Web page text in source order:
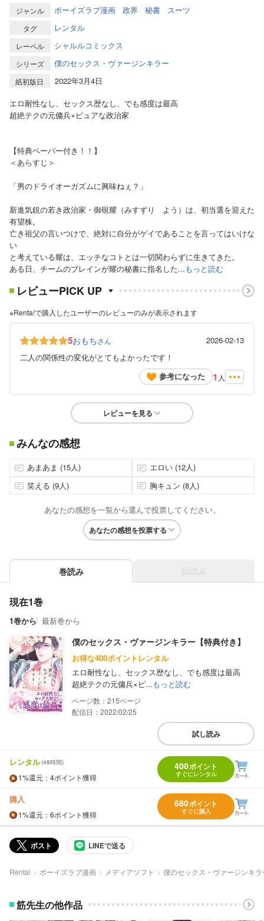
ジャンル ボーイズラブ漫画 政界 秘書 スーツ
タグ レンタル
レーベル シャルルコミックス
シリーズ 僕のセックス・ヴァージンキラー
紙初版日
2022年3月4日
エロ耐性なし、セックス歴なし、でも感度は最高
超絶テクの元傭兵×ピュアな政治家
【特典ペーパー付き！！】
＜あらすじ＞
「男のドライオーガズムに興味ねぇ？」
新進気鋭の若き政治家・御硯耀（みすずり よう）は、初当選を迎えた
有望株。
亡き祖父の言いつけで、絶対に自分がゲイであることを言ってはいけな
い
と考えている耀は、エッチなコトとは一切関わらずに生きてきた。
ある日、チームのブレインが耀の秘書に指名した...もっと読む
レビューPICK UP
※Renta!で購入したユーザーのレビューのみが表示されます
5おもちさん
2026-02-13
二人の関係性の変化がとてもよかったです！
参考になった
1 人
レビューを見る
みんなの感想
あまあま (15人)
エロい (12人)
笑える (9人)
胸キュン (8人)
あなたの感想を一覧から選んで投票してください。
あなたの感想を投票する
巻読み
現在1巻
1巻から 最新巻から
僕のセックス・ヴァージンキラー【特典付き】
お得な400ポイントレンタル
エロ耐性なし、セックス歴なし、でも感度は最高
超絶テクの元傭兵×ピ...もっと読む
215
配信日：2022/02/25
試し読み
レンタル(48時間)
1%還元 ：4ポイント獲得
400ポイント
すぐにレンタル
購入
1%還元 ：6ポイント獲得
680ポイント
すぐに購入
ポスト LINEで送る
Renta! ボーイズラブ漫画 メディアソフト 僕のセックス・ヴァージンキ
筋先生の他作品